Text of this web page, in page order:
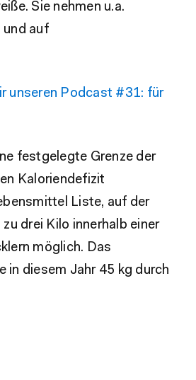
Sie nehmen u.a.
und auf
unseren Podcast #31: für
festgelegte Grenze der
Kaloriendefizit
Liste, auf der
drei Kilo innerhalb einer
möglich. Das
in diesem Jahr 45 kg durch